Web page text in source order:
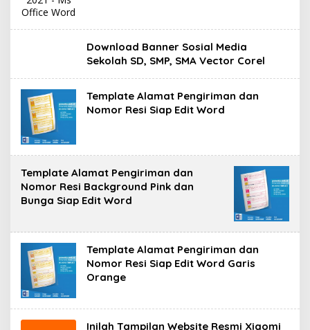
Download Banner Sosial Media
Sekolah SD, SMP, SMA Vector Corel
Template Alamat Pengiriman dan
Nomor Resi Siap Edit Word
Template Alamat Pengiriman dan
Nomor Resi Background Pink dan
Bunga Siap Edit Word
Template Alamat Pengiriman dan
Nomor Resi Siap Edit Word Garis
Orange
Inilah Tampilan Website Resmi Xiaomi